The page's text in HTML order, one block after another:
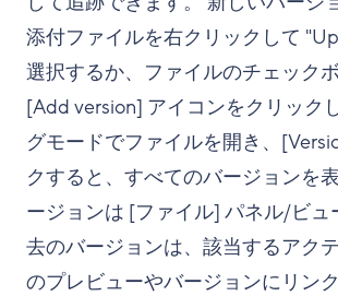
添付ファイルを右クリックして
選択するか、ファイルのチェック
[Add version] アイコンをクリック
グモードでファイルを開き、
クすると、すべてのバージョンを
ージョンは [ファイル] パネル/ビ
去のバージョンは、該当するアク
のプレビューやバージョンにリン